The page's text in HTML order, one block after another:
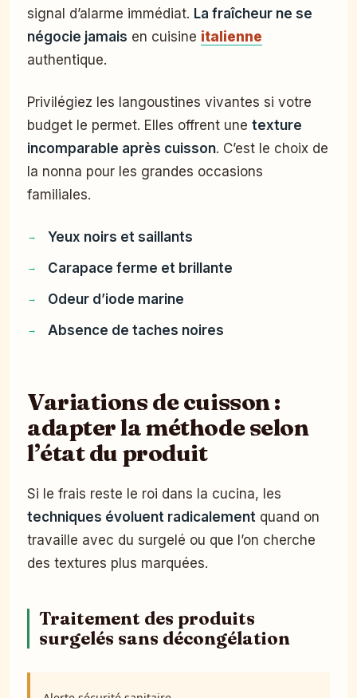
signal d’alarme immédiat. La fraîcheur ne se
négocie jamais en cuisine italienne
authentique.
Privilégiez les langoustines vivantes si votre
budget le permet. Elles offrent une texture
incomparable après cuisson. C’est le choix de
la nonna pour les grandes occasions
familiales.
Yeux noirs et saillants
Carapace ferme et brillante
Odeur d’iode marine
Absence de taches noires
Variations de cuisson :
adapter la méthode selon
l’état du produit
Si le frais reste le roi dans la cucina, les
techniques évoluent radicalement quand on
travaille avec du surgelé ou que l’on cherche
des textures plus marquées.
Traitement des produits
surgelés sans décongélation